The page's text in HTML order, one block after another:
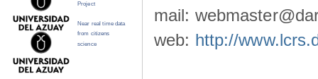
mail:
web: http://
Project
Near real time data
from citizens
science